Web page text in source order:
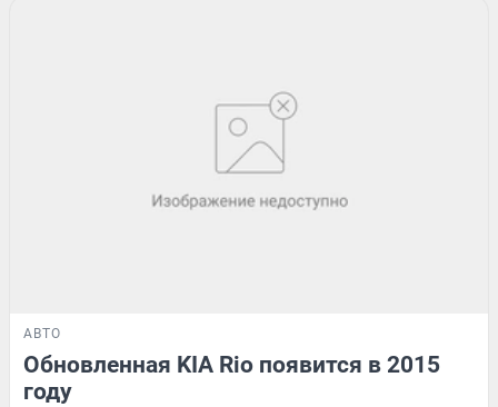
АВТО
Обновленная KIA Rio появится в 2015
году